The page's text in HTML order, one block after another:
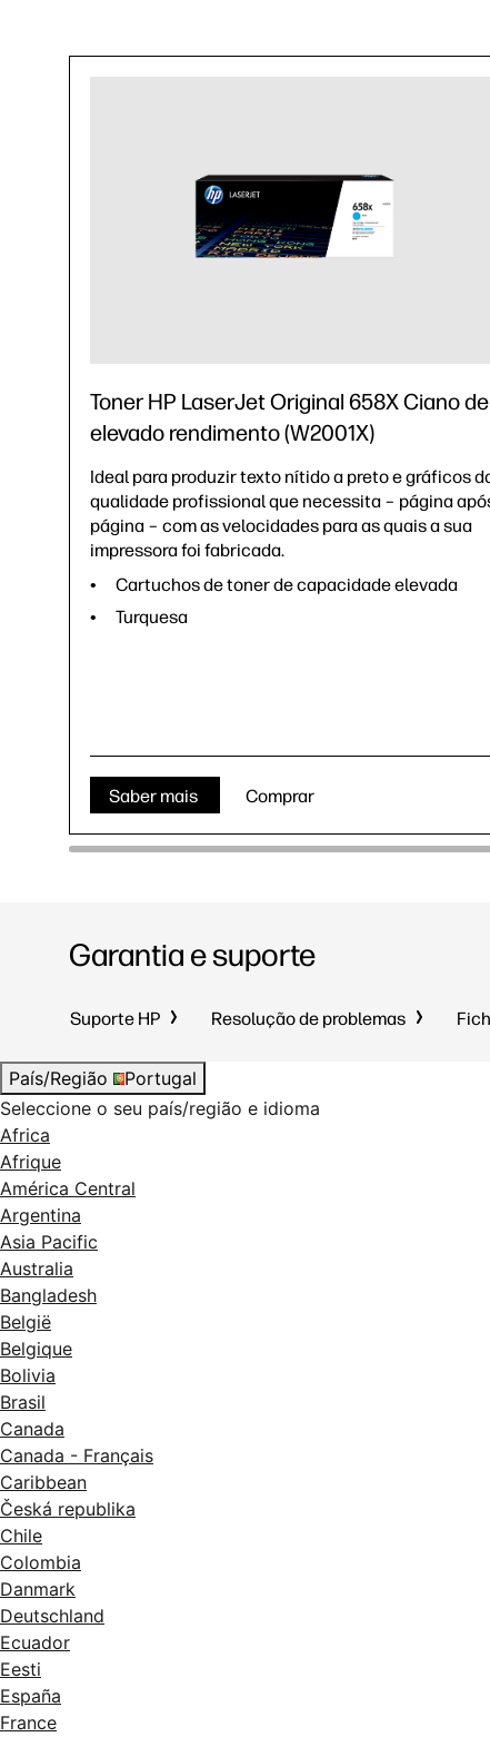
Toner HP LaserJet Original 658X Ciano de
elevado rendimento (W2001X)
Ideal para produzir texto nítido a preto e gráficos
qualidade profissional que necessita – página
página – com as velocidades para as quais a sua
impressora foi fabricada.
Cartuchos de toner de capacidade elevada
Turquesa
Saber mais Comprar
Garantia e suporte
Suporte HP Resolução de problemas
País/Região
Portugal
Seleccione o seu país/região e idioma
Africa
Afrique
América Central
Argentina
Asia Pacific
Australia
Bangladesh
België
Belgique
Bolivia
Brasil
Canada
Canada - Français
Caribbean
Česká republika
Chile
Colombia
Danmark
Deutschland
Ecuador
Eesti
España
France